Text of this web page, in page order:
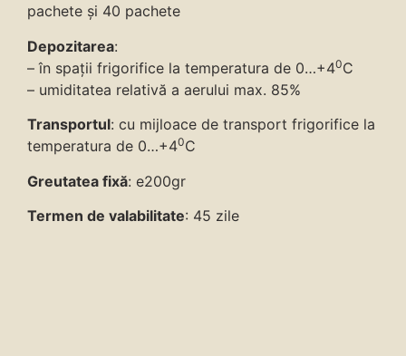
pachete și 40 pachete
Depozitarea:
– în spații frigorifice la temperatura de 0…+40C
– umiditatea relativă a aerului max. 85%
Transportul: cu mijloace de transport frigorifice la
temperatura de 0…+40C
Greutatea fixă: e200gr
Termen de valabilitate: 45 zile